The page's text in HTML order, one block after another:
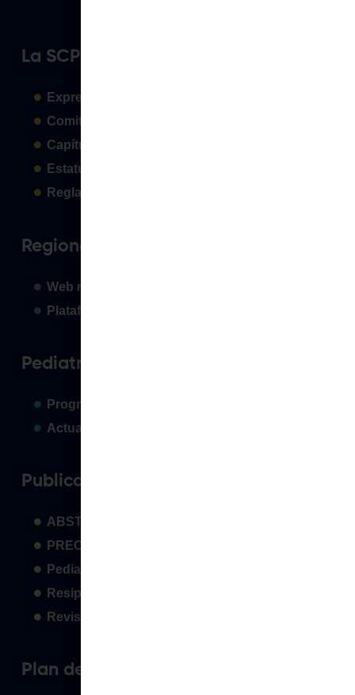
La SCP
Expresidentes
Comité de Congresos
Capítulos
Estatutos
Reglamentos
Regionales
Web regionales
Plataforma PRIP
Pediatras
Programas para el pediatra
Actualice o registre sus datos
Publicaciones
ABSTRACT
PRECOP
Pediavoz
Resiped
Revista Crianza & Salud
Plan de actividades